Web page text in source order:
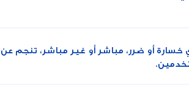
أو ضرر، مباشر أو غير مباشر، تنجم عن